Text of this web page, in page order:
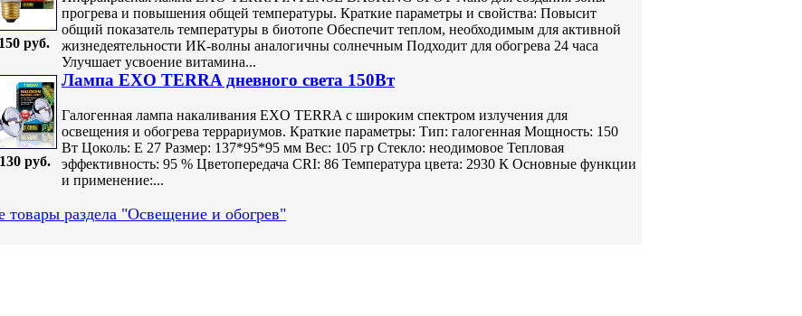
руб.
прогрева и повышения общей температуры. Краткие параметры и свойства: Повысит
общий показатель температуры в биотопе Обеспечит теплом, необходимым для активной
жизнедеятельности ИК-волны аналогичны солнечным Подходит для обогрева 24 часа
Улучшает усвоение витамина...
руб.
Лампа EXO TERRA дневного света 150Вт
Галогенная лампа накаливания EXO TERRA с широким спектром излучения для
освещения и обогрева террариумов. Краткие параметры: Тип: галогенная Мощность: 150
Вт Цоколь: Е 27 Размер: 137*95*95 мм Вес: 105 гр Стекло: неодимовое Тепловая
эффективность: 95 % Цветопередача CRI: 86 Температура цвета: 2930 К Основные функции
и применение:...
товары раздела "Освещение и обогрев"